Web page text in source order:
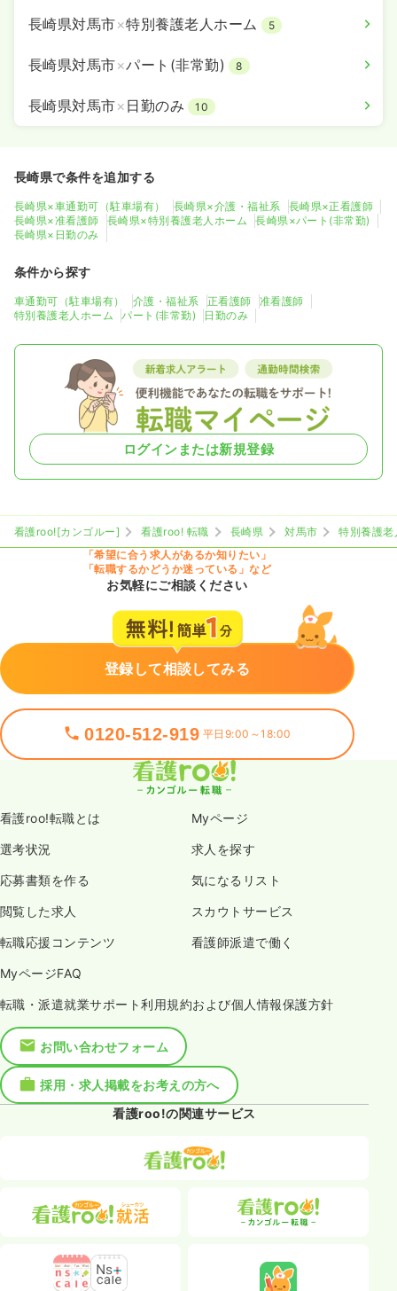
長崎県対馬市×特別養護老人ホーム 5
長崎県対馬市×パート(非常勤) 8
長崎県対馬市× 日勤のみ 10
長崎県で条件を追加する
長崎県×車通勤可（駐車場有） 長崎県×介護・福祉系
長崎県×正看護師
長崎県×准看護師
長崎県×特別養護老人ホーム
長崎県×パート(非常勤)
長崎県×日勤のみ
条件から探す
車通勤可（駐車場有） 介護・福祉系 正看護師
准看護師
特別養護老人ホーム
パート(非常勤) 日勤のみ
ログインまたは新規登録
看護roo![カンゴルー] 看護roo! 転職 長崎県 対馬市
特別養護
「希望に合う求人があるか知りたい」
「転職するかどうか迷っている」など
お気軽にご相談ください
登録して相談してみる
0120-512-919 平日9:00～18:00
看護roo!転職とは Myページ
選考状況 求人を探す
応募書類を作る 気になるリスト
閲覧した求人 スカウトサービス
転職応援コンテンツ 看護師派遣で働く
MyページFAQ
転職・派遣就業サポート利用規約および個人情報保護方針
お問い合わせフォーム
採用・求人掲載をお考えの方へ
看護roo!の関連サービス